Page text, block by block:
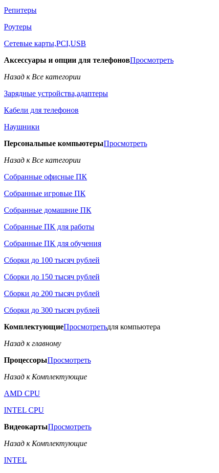
Репитеры
Роутеры
Сетевые карты,PCI,USB
Аксессуары и опции для телефоновПросмотреть
Назад к Все категории
Зарядные устройства,адаптеры
Кабели для телефонов
Наушники
Персональные компьютерыПросмотреть
Назад к Все категории
Собранные офисные ПК
Собранные игровые ПК
Собранные домашние ПК
Собранные ПК для работы
Собранные ПК для обучения
Сборки до 100 тысяч рублей
Сборки до 150 тысяч рублей
Сборки до 200 тысяч рублей
Сборки до 300 тысяч рублей
КомплектующиеПросмотретьдля компьютера
Назад к главному
ПроцессорыПросмотреть
Назад к Комплектующие
AMD CPU
INTEL CPU
ВидеокартыПросмотреть
Назад к Комплектующие
INTEL